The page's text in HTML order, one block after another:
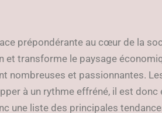
prépondérante au cœur de la
et transforme le paysage
nombreuses et passionnantes.
à un rythme effréné, il est donc
une liste des principales